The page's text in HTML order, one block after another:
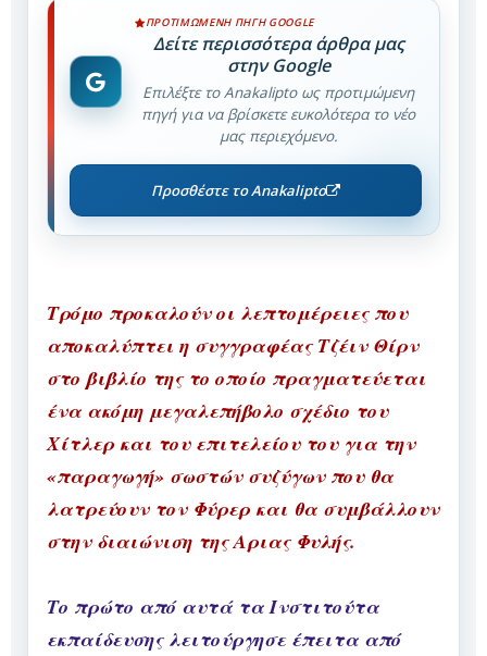
ΠΡΟΤΙΜΏΜΕΝΗ ΠΗΓΉ GOOGLE
Δείτε περισσότερα άρθρα μας
στην Google
Επιλέξτε το Anakalipto ως προτιμώμενη
πηγή για να βρίσκετε ευκολότερα το νέο
μας περιεχόμενο.
Προσθέστε το Anakalipto
Τρόμο προκαλούν οι λεπτομέρειες που
αποκαλύπτει η συγγραφέας Τζέιν Θίρν
στο βιβλίο της το οποίο πραγματεύεται
ένα ακόμη μεγαλεπήβολο σχέδιο του
Χίτλερ και του επιτελείου του για την
«παραγωγή» σωστών συζύγων που θα
λατρεύουν τον Φύρερ και θα συμβάλλουν
στην διαιώνιση της Αριας Φυλής.
Το πρώτο από αυτά τα Ινστιτούτα
εκπαίδευσης λειτούργησε έπειτα από